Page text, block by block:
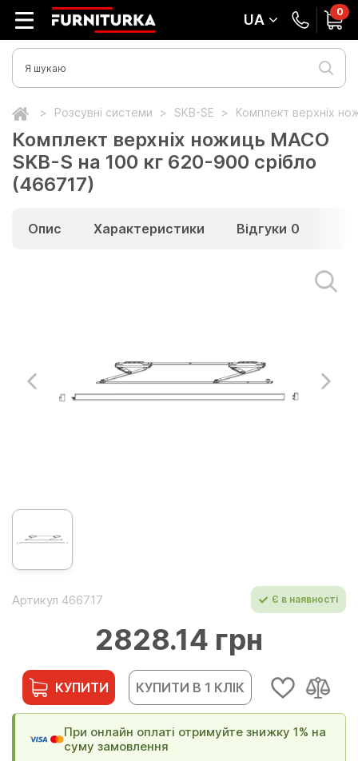
UA 0
Розсувні системи SKB-SE Комплект верхніх
Комплект верхніх ножиць МАСО
SKB-S на 100 кг 620-900 срібло
(466717)
Опис Характеристики Відгуки 0
Артикул 466717 Є в наявності
2828.14 грн
КУПИТИ КУПИТИ В 1 КЛІК
При онлайн оплаті отримуйте знижку 1% на
суму замовлення